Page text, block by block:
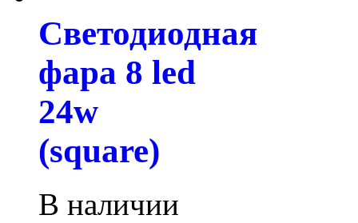
Светодиодная
фара 8 led
24w
(square)
В наличии